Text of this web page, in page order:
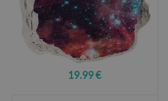
19.99 €